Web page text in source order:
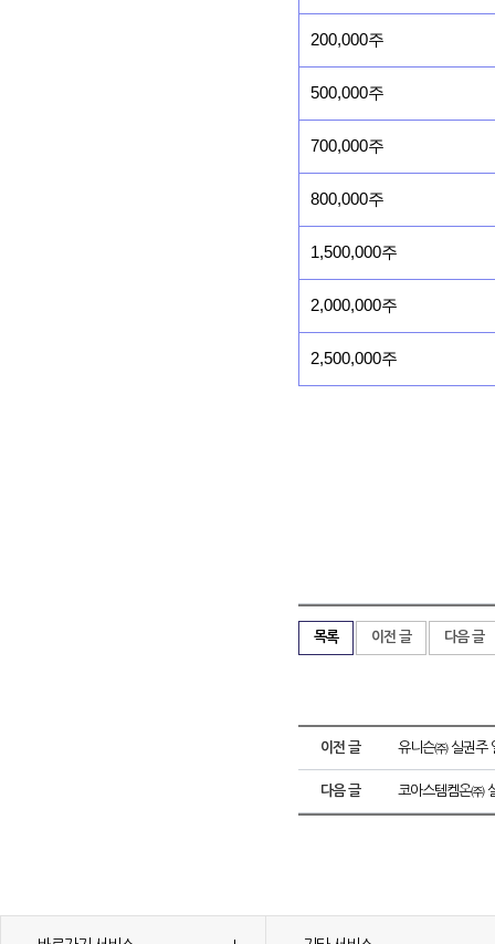
200,000주
500,000주
700,000주
800,000주
1,500,000주
2,000,000주
2,500,000주
목록 이전 글 다음 글
이전 글 유니슨㈜ 실권주
다음 글 코아스템켐온㈜